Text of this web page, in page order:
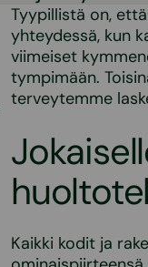
Tyypillistä on,
yhteydessä, kun
viimeiset
tympimään.
terveytemme
Kaikki kodit ja